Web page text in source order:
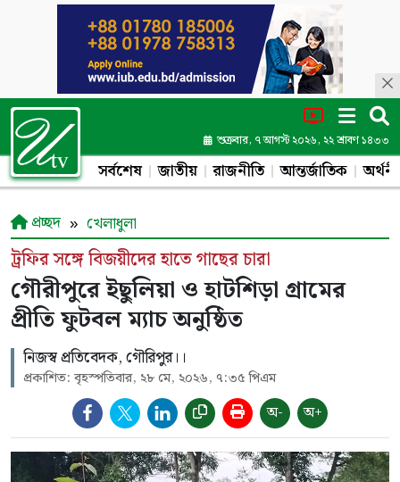
শুক্রবার, ৭ আগস্ট ২০২৬, ২২ শ্রাবণ ১৪৩৩
সর্বশেষ জাতীয় রাজনীতি আন্তর্জাতিক
প্রচ্ছদ খেলাধুলা
ট্রফির সঙ্গে বিজয়ীদের হাতে গাছের চারা
গৌরীপুরে ইছুলিয়া ও হাটশিড়া গ্রামের
প্রীতি ফুটবল ম্যাচ অনুষ্ঠিত
নিজস্ব প্রতিবেদক, গৌরিপুর।।
প্রকাশিত: বৃহস্পতিবার, ২৮ মে, ২০২৬, ৭:৩৫ পিএম
অ- অ+